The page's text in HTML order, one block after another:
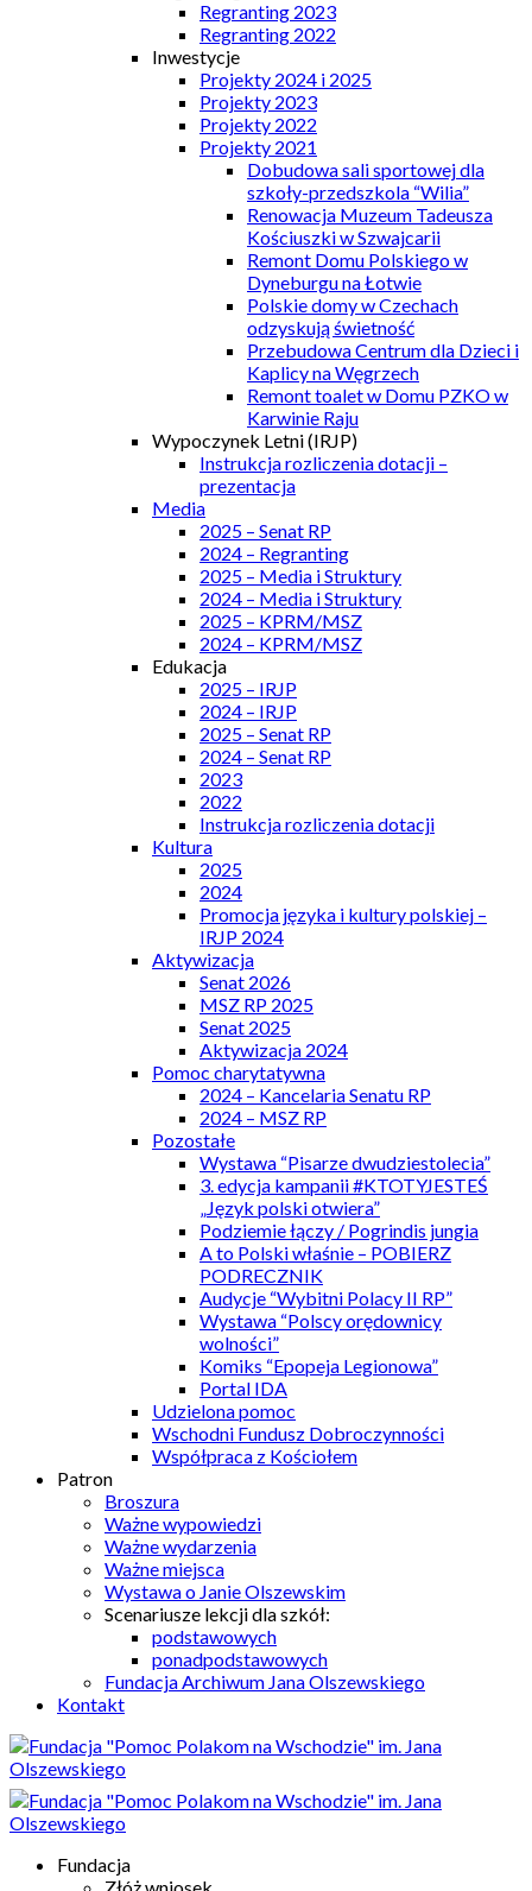
Regranting 2023
Regranting 2022
Inwestycje
Projekty 2024 i 2025
Projekty 2023
Projekty 2022
Projekty 2021
Dobudowa sali sportowej dla
szkoły-przedszkola “Wilia”
Renowacja Muzeum Tadeusza
Kościuszki w Szwajcarii
Remont Domu Polskiego w
Dyneburgu na Łotwie
Polskie domy w Czechach
odzyskują świetność
Przebudowa Centrum dla Dzieci i
Kaplicy na Węgrzech
Remont toalet w Domu PZKO w
Karwinie Raju
Wypoczynek Letni (IRJP)
Instrukcja rozliczenia dotacji –
prezentacja
Media
2025 – Senat RP
2024 – Regranting
2025 – Media i Struktury
2024 – Media i Struktury
2025 – KPRM/MSZ
2024 – KPRM/MSZ
Edukacja
2025 – IRJP
2024 – IRJP
2025 – Senat RP
2024 – Senat RP
2023
2022
Instrukcja rozliczenia dotacji
Kultura
2025
2024
Promocja języka i kultury polskiej –
IRJP 2024
Aktywizacja
Senat 2026
MSZ RP 2025
Senat 2025
Aktywizacja 2024
Pomoc charytatywna
2024 – Kancelaria Senatu RP
2024 – MSZ RP
Pozostałe
Wystawa “Pisarze dwudziestolecia”
3. edycja kampanii #KTOTYJESTEŚ
„Język polski otwiera”
Podziemie łączy / Pogrindis jungia
A to Polski właśnie – POBIERZ
PODRECZNIK
Audycje “Wybitni Polacy II RP”
Wystawa “Polscy orędownicy
wolności”
Komiks “Epopeja Legionowa”
Portal IDA
Udzielona pomoc
Wschodni Fundusz Dobroczynności
Współpraca z Kościołem
Patron
Broszura
Ważne wypowiedzi
Ważne wydarzenia
Ważne miejsca
Wystawa o Janie Olszewskim
Scenariusze lekcji dla szkół:
podstawowych
ponadpodstawowych
Fundacja Archiwum Jana Olszewskiego
Kontakt
Fundacja